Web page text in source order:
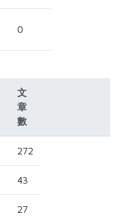
0
文
章
數
272
43
27